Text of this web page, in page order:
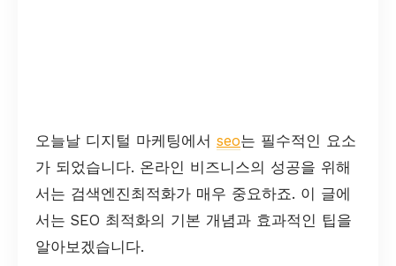
오늘날 디지털 마케팅에서 seo는 필수적인 요소
가 되었습니다. 온라인 비즈니스의 성공을 위해
서는 검색엔진최적화가 매우 중요하죠. 이 글에
서는 SEO 최적화의 기본 개념과 효과적인 팁을
알아보겠습니다.